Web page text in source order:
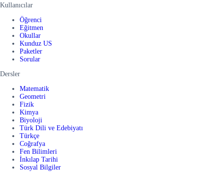
Kullanıcılar
Öğrenci
Eğitmen
Okullar
Kunduz US
Paketler
Sorular
Dersler
Matematik
Geometri
Fizik
Kimya
Biyoloji
Türk Dili ve Edebiyatı
Türkçe
Coğrafya
Fen Bilimleri
İnkılap Tarihi
Sosyal Bilgiler